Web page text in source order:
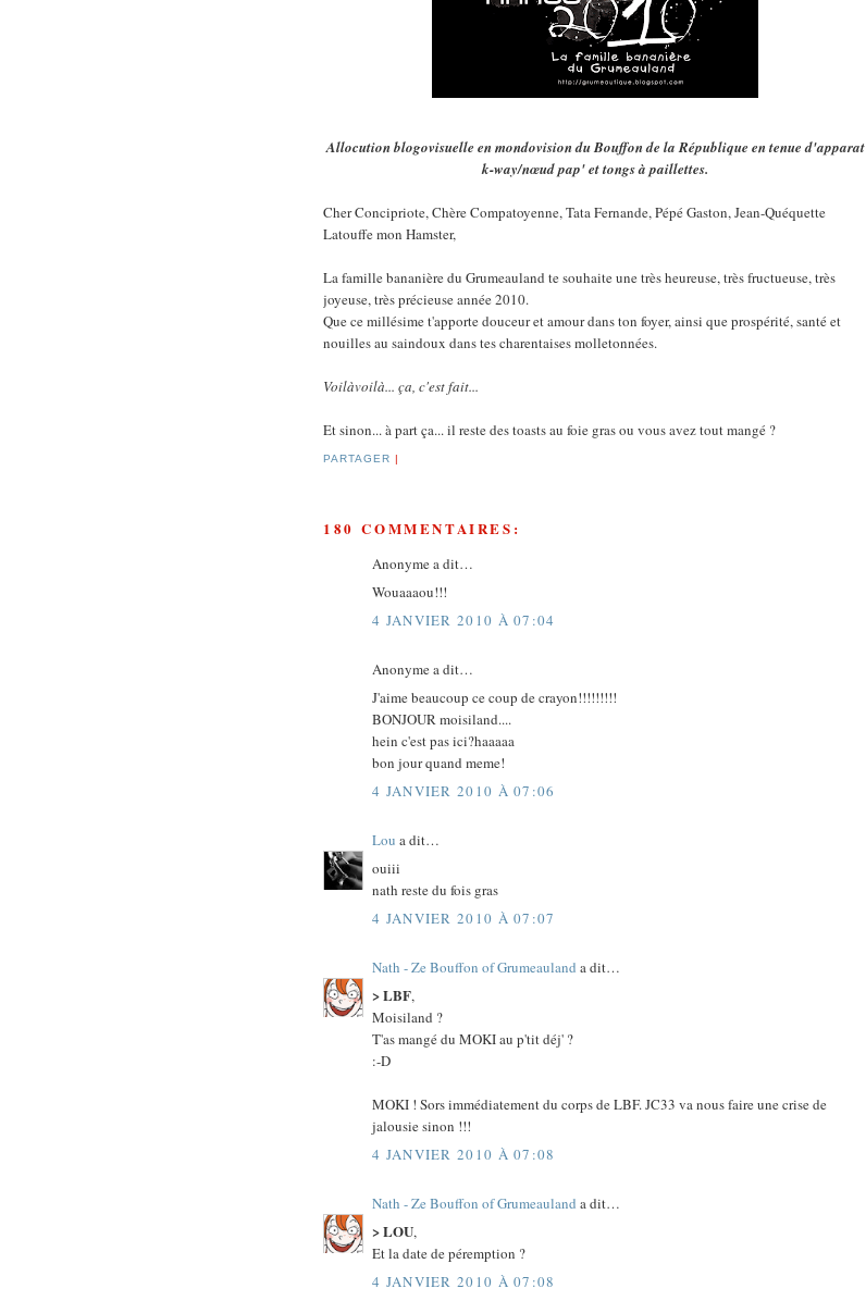
Allocution blogovisuelle en mondovision du Bouffon de la République en tenue d'apparat
k-way/nœud pap' et tongs à paillettes.
Cher Concipriote, Chère Compatoyenne, Tata Fernande, Pépé Gaston, Jean-Quéquette
Latouffe mon Hamster,
La famille bananière du Grumeauland te souhaite une très heureuse, très fructueuse, très
joyeuse, très précieuse année 2010.
Que ce millésime t'apporte douceur et amour dans ton foyer, ainsi que prospérité, santé et
nouilles au saindoux dans tes charentaises molletonnées.
Voilàvoilà... ça, c'est fait...
Et sinon... à part ça... il reste des toasts au foie gras ou vous avez tout mangé ?
PARTAGER |
180 COMMENTAIRES:
Anonyme a dit…
Wouaaaou!!!
4 JANVIER 2010 À 07:04
Anonyme a dit…
J'aime beaucoup ce coup de crayon!!!!!!!!!
BONJOUR moisiland....
hein c'est pas ici?haaaaa
bon jour quand meme!
4 JANVIER 2010 À 07:06
Lou a dit…
ouiii
nath reste du fois gras
4 JANVIER 2010 À 07:07
Nath - Ze Bouffon of Grumeauland a dit…
> LBF,
Moisiland ?
T'as mangé du MOKI au p'tit déj' ?
:-D
MOKI ! Sors immédiatement du corps de LBF. JC33 va nous faire une crise de
jalousie sinon !!!
4 JANVIER 2010 À 07:08
Nath - Ze Bouffon of Grumeauland a dit…
> LOU,
Et la date de péremption ?
4 JANVIER 2010 À 07:08